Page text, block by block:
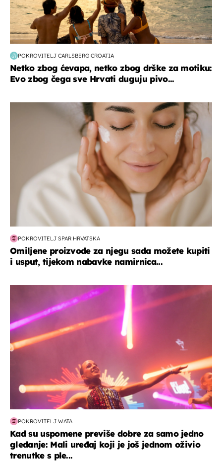
POKROVITELJ CARLSBERG CROATIA
Netko zbog ćevapa, netko zbog drške za motiku:
Evo zbog čega sve Hrvati duguju pivo...
moda & ljepota
POKROVITELJ SPAR HRVATSKA
Omiljene proizvode za njegu sada možete kupiti
i usput, tijekom nabavke namirnica...
POKROVITELJ WATA
Kad su uspomene previše dobre za samo jedno
gledanje: Mali uređaj koji je još jednom oživio
trenutke s ple...